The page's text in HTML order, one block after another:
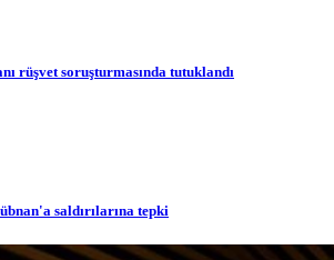
rüşvet soruşturmasında tutuklandı
saldırılarına tepki